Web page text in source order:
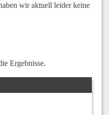
wir aktuell leider keine
Ergebnisse.